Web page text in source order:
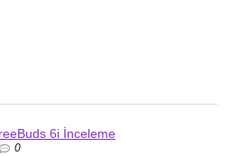
6i İnceleme
0